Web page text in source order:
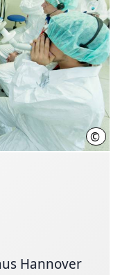
©
Hannover